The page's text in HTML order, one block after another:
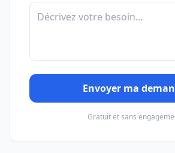
Envoyer ma
Gratuit et sans